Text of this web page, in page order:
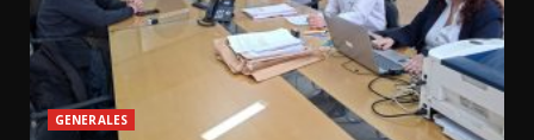
GENERALES